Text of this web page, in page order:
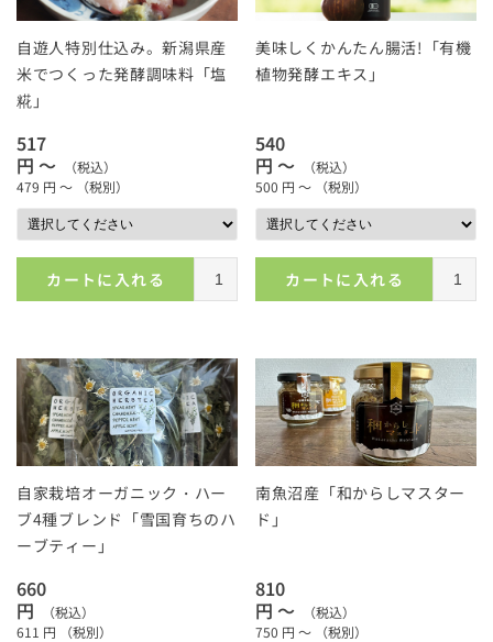
自遊人特別仕込み。新潟県産
米でつくった発酵調味料「塩
糀」
517
円 ～
（税込）
479 円 ～ （税別）
カートに入れる
美味しくかんたん腸活!「有機
植物発酵エキス」
540
円 ～
（税込）
500 円 ～ （税別）
カートに入れる
自家栽培オーガニック・ハー
ブ4種ブレンド「雪国育ちのハ
ーブティー」
660
円
（税込）
611 円 （税別）
南魚沼産「和からしマスター
ド」
810
円 ～
（税込）
750 円 ～ （税別）